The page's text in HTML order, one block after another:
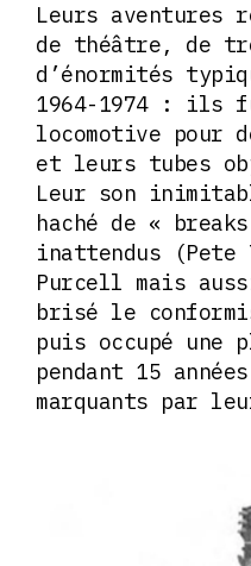
Leurs aventures
de théâtre, de
d’énormités
1964-1974 : ils
locomotive pour
et leurs tubes
Leur son
haché de «
inattendus (Pete
Purcell mais
brisé le
puis occupé une
pendant 15
marquants par